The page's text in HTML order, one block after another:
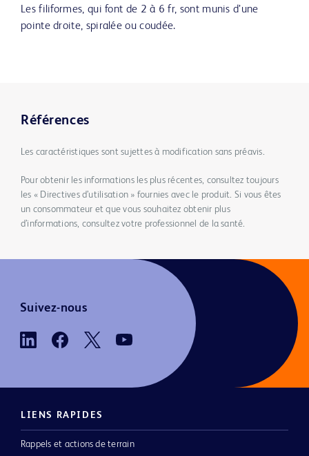
Les filiformes, qui font de 2 à 6 fr, sont munis d’une
pointe droite, spiralée ou coudée.
Références
Les caractéristiques sont sujettes à modification sans préavis.
Pour obtenir les informations les plus récentes, consultez toujours
les « Directives d’utilisation » fournies avec le produit. Si vous êtes
un consommateur et que vous souhaitez obtenir plus
d’informations, consultez votre professionnel de la santé.
Suivez-nous
LIENS RAPIDES
Rappels et actions de terrain